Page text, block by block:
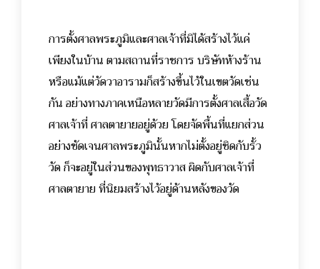
การตั้งศาลพระภูมิและศาลเจ้าที่มิได้สร้างไว้แค่
เพียงในบ้าน ตามสถานที่ราชการ บริษัทห้างร้าน
หรือแม้แต่วัดวาอารามก็สร้างขึ้นไว้ในเขตวัดเช่น
กัน อย่างทางภาคเหนือหลายวัดมีการตั้งศาลเสื้อวัด
ศาลเจ้าที่ ศาลตายายอยู่ด้วย โดยจัดพื้นที่แยกส่วน
อย่างชัดเจนศาลพระภูมินั้นหากไม่ตั้งอยู่ชิดกับรั้ว
วัด ก็จะอยู่ในส่วนของพุทธาวาส ผิดกับศาลเจ้าที่
ศาลตายาย ที่นิยมสร้างไว้อยู่ด้านหลังของวัด